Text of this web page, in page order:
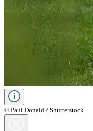
© Paul Donald / Shutterstock